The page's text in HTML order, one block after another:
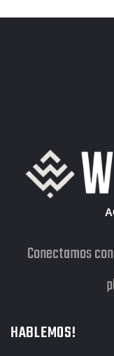
Conectamos
HABLEMOS!